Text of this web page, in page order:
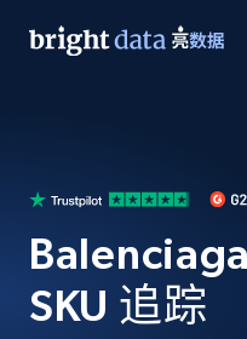
SKU 追踪